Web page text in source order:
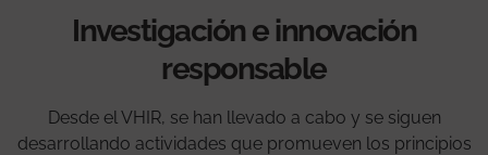
Investigación e innovación
responsable
Desde el VHIR, se han llevado a cabo y se siguen
desarrollando actividades que promueven los principios